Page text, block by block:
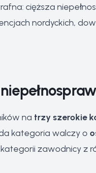
cięższa
nordyckich,
na trzy szerokie
kategoria walczy o
zawodnicy z